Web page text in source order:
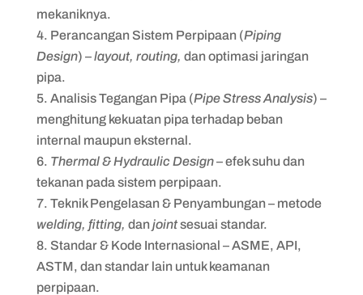
mekaniknya.
Perancangan Sistem Perpipaan (Piping
Design) –layout, routing, dan optimasi jaringan
pipa.
Analisis Tegangan Pipa (Pipe Stress Analysis) –
menghitung kekuatan pipa terhadap beban
internal maupun eksternal.
Thermal & Hydraulic Design– efek suhu dan
tekanan pada sistem perpipaan.
Teknik Pengelasan & Penyambungan – metode
welding, fitting, danjointsesuai standar.
Standar & Kode Internasional – ASME, API,
ASTM, dan standar lain untuk keamanan
perpipaan.